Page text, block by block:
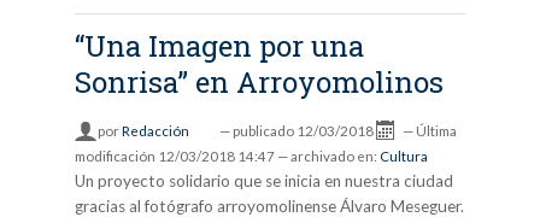
“Una Imagen por una
Sonrisa” en Arroyomolinos
porRedacción — publicado 12/03/2018 — Última
modificación 12/03/2018 14:47 — archivado en: Cultura
Un proyecto solidario que se inicia en nuestra ciudad
gracias al fotógrafo arroyomolinense Álvaro Meseguer.